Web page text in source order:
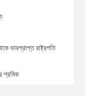
ভারপ্রাপ্ত রাষ্ট্রপতি
শ্রমিক